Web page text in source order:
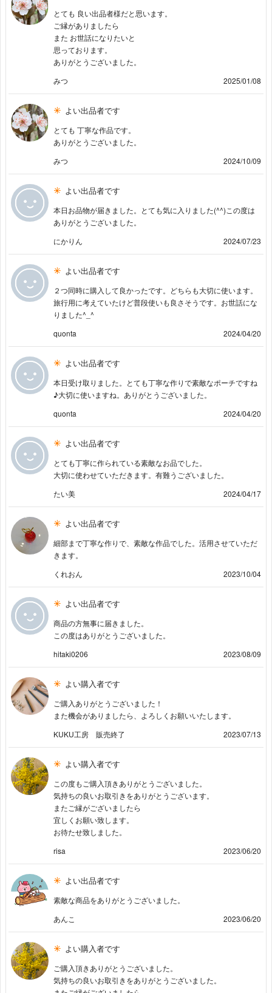
とても 良い出品者様だと思います。
ご縁がありましたら
また お世話になりたいと
思っております。
ありがとうございました。
みつ
2025/01/08
よい出品者です
とても 丁寧な作品です。
ありがとうございました。
みつ
2024/10/09
よい出品者です
本日お品物が届きました。とても気に入りました(^^)この度は
ありがとうございました。
にかりん
2024/07/23
よい出品者です
２つ同時に購入して良かったです。どちらも大切に使います。
旅行用に考えていたけど普段使いも良さそうです。お世話にな
りました^_^
quonta
2024/04/20
よい出品者です
本日受け取りました。とても丁寧な作りで素敵なポーチですね
♪大切に使いますね。ありがとうございました。
quonta
2024/04/20
よい出品者です
とても丁寧に作られている素敵なお品でした。
大切に使わせていただきます。有難うございました。
たい美
2024/04/17
よい出品者です
細部まで丁寧な作りで、素敵な作品でした。活用させていただ
きます。
くれおん
2023/10/04
よい出品者です
商品の方無事に届きました。
この度はありがとうございました。
hitaki0206
2023/08/09
よい購入者です
ご購入ありがとうございました！
また機会がありましたら、よろしくお願いいたします。
KUKU工房 販売終了
2023/07/13
よい購入者です
この度もご購入頂きありがとうございました。
気持ちの良いお取引きをありがとうございます。
またご縁がございましたら
宜しくお願い致します。
お待たせ致しました。
risa
2023/06/20
よい出品者です
素敵な商品をありがとうございました。
あんこ
2023/06/20
よい購入者です
ご購入頂きありがとうございました。
気持ちの良いお取引きをありがとうございました。